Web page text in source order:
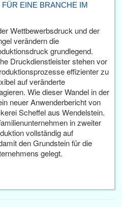
EINE BRANCHE IM
Wettbewerbsdruck und der
verändern die
grundlegend.
Druckdienstleister stehen vor
effizienter zu
auf veränderte
Wie dieser Wandel in der
neuer Anwenderbericht von
Scheffel aus Wendelstein.
in zweiter
vollständig auf
den Grundstein für die
gelegt.